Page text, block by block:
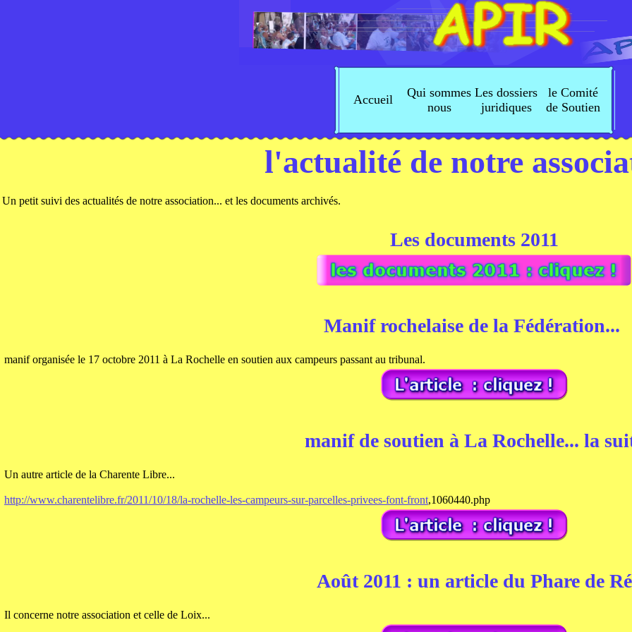
Accueil
Qui sommes
nous
Les dossiers
juridiques
le Comité
de Soutien
l'actualité de notre
Un petit suivi des actualités de notre association... et les documents archivés.
Les documents 2011
Manif rochelaise de la Fédération...
manif organisée le 17 octobre 2011 à La Rochelle en soutien aux campeurs passant au tribunal.
manif de soutien à La Rochelle... la
Un autre article de la Charente Libre...
http://www.charentelibre.fr/2011/10/18/la-rochelle-les-campeurs-sur-parcelles-privees-font-front,1060440.php
Août 2011 : un article du Phare de Ré
Il concerne notre association et celle de Loix...